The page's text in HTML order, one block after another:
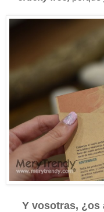
Y vosotras, ¿os